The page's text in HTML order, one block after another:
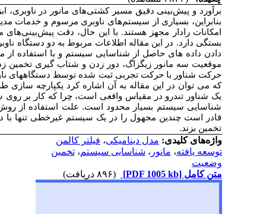
مهمی برای بهبود ایمنی و امنیت دریایی است.
و گزارش ترافیک کشتی‌ها برای این منظور به
مانور شناورها عمدتاً به خوبی تخمین کشتی
GPSو INS ، داده برداری می گردد و با
الگوریتم فیلتر کالمن توسعه یافته مسیر و
می شود و در نهایت پس از تخمین مسیر مانور
اعتبار سنجی می گردد. از جمله نوآوری هایی
سیستم کنترل براساس مدل دینامیکی
برای
تندرو در مقیاس واقعس با استفاده از روش
کالمن توسعه یافتهاین است که این روش
ورودی های اندازه گیری شده از تست مدل